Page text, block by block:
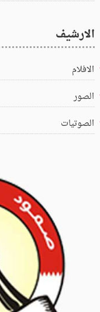
الارشيف
الافلام
الصور
الصوتيات